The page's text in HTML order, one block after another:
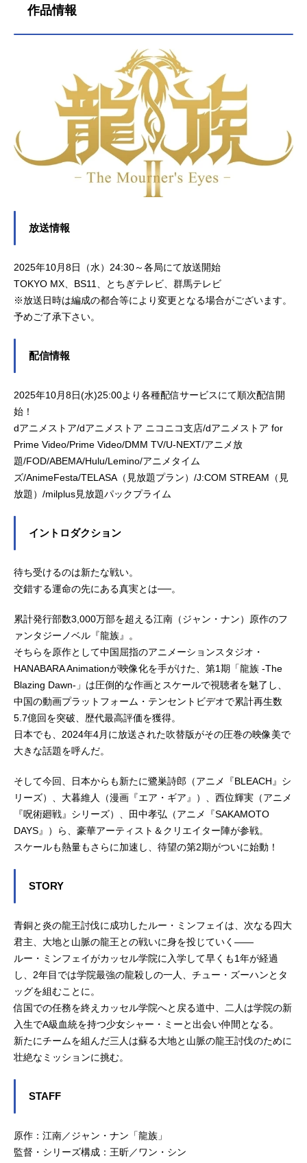
作品情報
放送情報
2025年10月8日（水）24:30～各局にて放送開始
TOKYO MX、BS11、とちぎテレビ、群馬テレビ
※放送日時は編成の都合等により変更となる場合がございます。
予めご了承下さい。
配信情報
2025年10月8日(水)25:00より各種配信サービスにて順次配信開
始！
dアニメストア/dアニメストア ニコニコ支店/dアニメストア for
Prime Video/Prime Video/DMM TV/U-NEXT/アニメ放
題/FOD/ABEMA/Hulu/Lemino/アニメタイム
ズ/AnimeFesta/TELASA（見放題プラン）/J:COM STREAM（見
放題）/milplus見放題パックプライム
イントロダクション
待ち受けるのは新たな戦い。
交錯する運命の先にある真実とは──。
累計発行部数3,000万部を超える江南（ジャン・ナン）原作のフ
ァンタジーノベル『龍族』。
そちらを原作として中国屈指のアニメーションスタジオ・
HANABARA Animationが映像化を手がけた、第1期「龍族 -The
Blazing Dawn-」は圧倒的な作画とスケールで視聴者を魅了し、
中国の動画プラットフォーム・テンセントビデオで累計再生数
5.7億回を突破、歴代最高評価を獲得。
日本でも、2024年4月に放送された吹替版がその圧巻の映像美で
大きな話題を呼んだ。
そして今回、日本からも新たに鷺巣詩郎（アニメ『BLEACH』シ
リーズ）、大暮維人（漫画『エア・ギア』）、西位輝実（アニメ
『呪術廻戦』シリーズ）、田中孝弘（アニメ『SAKAMOTO
DAYS』）ら、豪華アーティスト＆クリエイター陣が参戦。
スケールも熱量もさらに加速し、待望の第2期がついに始動！
STORY
青銅と炎の龍王討伐に成功したルー・ミンフェイは、次なる四大
君主、大地と山脈の龍王との戦いに身を投じていく――
ルー・ミンフェイがカッセル学院に入学して早くも1年が経過
し、2年目では学院最強の龍殺しの一人、チュー・ズーハンとタ
ッグを組むことに。
信国での任務を終えカッセル学院へと戻る道中、二人は学院の新
入生でA級血統を持つ少女シャー・ミーと出会い仲間となる。
新たにチームを組んだ三人は蘇る大地と山脈の龍王討伐のために
壮絶なミッションに挑む。
STAFF
原作：江南／ジャン・ナン「龍族」
監督・シリーズ構成：王昕／ワン・シン